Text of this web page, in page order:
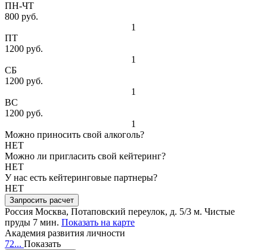
ПН-ЧТ
800 руб.
1
ПТ
1200 руб.
1
СБ
1200 руб.
1
ВС
1200 руб.
1
Можно приносить свой алкоголь?
НЕТ
Можно ли пригласить свой кейтеринг?
НЕТ
У нас есть кейтеринговые партнеры?
НЕТ
Запросить расчет
Россия Москва, Потаповский переулок, д. 5/3 м. Чистые
пруды 7 мин. Показать на карте
Академия развития личности
72... Показать